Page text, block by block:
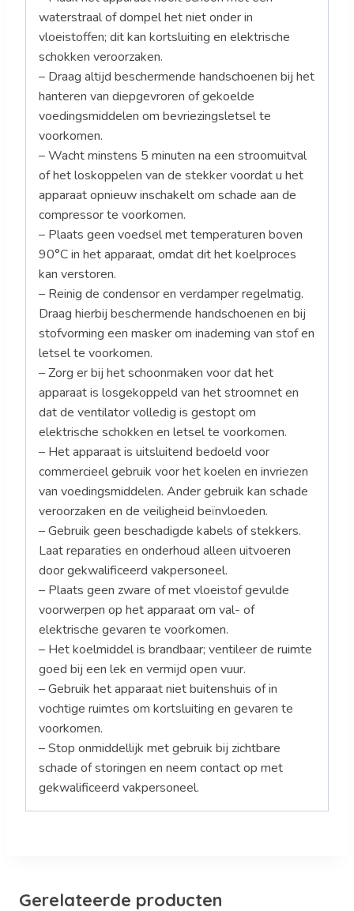
waterstraal of dompel het niet onder in
vloeistoffen; dit kan kortsluiting en elektrische
schokken veroorzaken.
– Draag altijd beschermende handschoenen bij het
hanteren van diepgevroren of gekoelde
voedingsmiddelen om bevriezingsletsel te
voorkomen.
– Wacht minstens 5 minuten na een stroomuitval
of het loskoppelen van de stekker voordat u het
apparaat opnieuw inschakelt om schade aan de
compressor te voorkomen.
– Plaats geen voedsel met temperaturen boven
90°C in het apparaat, omdat dit het koelproces
kan verstoren.
– Reinig de condensor en verdamper regelmatig.
Draag hierbij beschermende handschoenen en bij
stofvorming een masker om inademing van stof en
letsel te voorkomen.
– Zorg er bij het schoonmaken voor dat het
apparaat is losgekoppeld van het stroomnet en
dat de ventilator volledig is gestopt om
elektrische schokken en letsel te voorkomen.
– Het apparaat is uitsluitend bedoeld voor
commercieel gebruik voor het koelen en invriezen
van voedingsmiddelen. Ander gebruik kan schade
veroorzaken en de veiligheid beïnvloeden.
– Gebruik geen beschadigde kabels of stekkers.
Laat reparaties en onderhoud alleen uitvoeren
door gekwalificeerd vakpersoneel.
– Plaats geen zware of met vloeistof gevulde
voorwerpen op het apparaat om val- of
elektrische gevaren te voorkomen.
– Het koelmiddel is brandbaar; ventileer de ruimte
goed bij een lek en vermijd open vuur.
– Gebruik het apparaat niet buitenshuis of in
vochtige ruimtes om kortsluiting en gevaren te
voorkomen.
– Stop onmiddellijk met gebruik bij zichtbare
schade of storingen en neem contact op met
gekwalificeerd vakpersoneel.
Gerelateerde producten